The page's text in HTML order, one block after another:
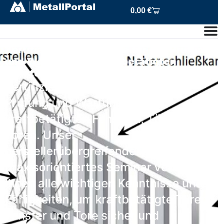
0,00 €
Zertifizierte Sachkunde für die Prüfung
und Wartung von kraftbetätigten
Fenstern, Türen und Toren
Zertifizierte Sachkunde für die
Prüfung und Wartung von
kraftbetätigten Fenstern, Türen und
Toren. Unser
herstellerübergreifendes,
praxisorientiertes Seminar vermittelt
Ihnen alle wichtigen Kenntnisse und
Fähigkeiten, um kraftbetätigte Türen,
Fenster und Tore sicher und